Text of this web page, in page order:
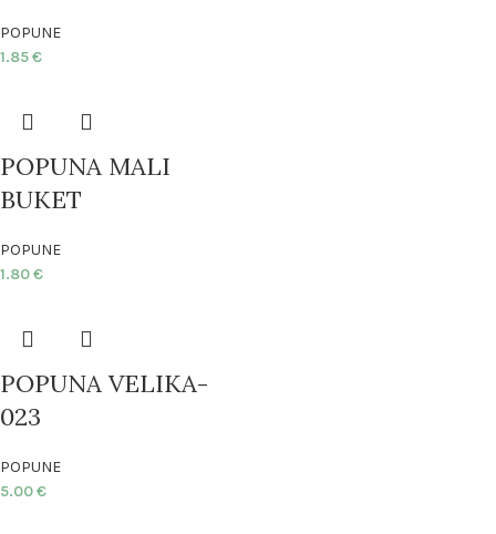
POPUNE
1.85€
POPUNA MALI
BUKET
POPUNE
1.80€
POPUNA VELIKA-
023
POPUNE
5.00€